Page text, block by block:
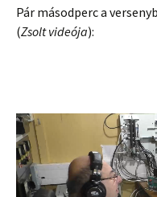
Pár másodperc a
(Zsolt videója):